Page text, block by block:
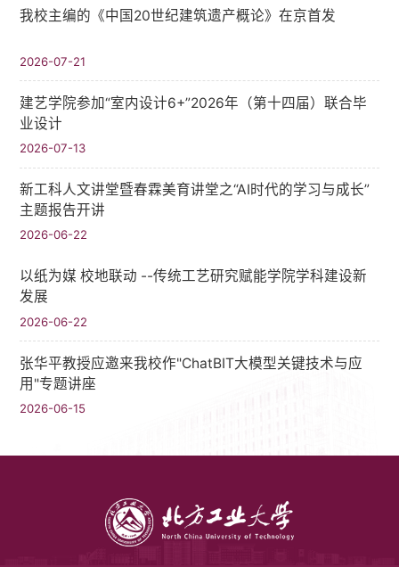
我校主编的《中国20世纪建筑遗产概论》在京首发
2026-07-21
建艺学院参加“室内设计6+”2026年（第十四届）联合毕
业设计
2026-07-13
新工科人文讲堂暨春霖美育讲堂之“AI时代的学习与成长”
主题报告开讲
2026-06-22
以纸为媒 校地联动 --传统工艺研究赋能学院学科建设新
发展
2026-06-22
张华平教授应邀来我校作"ChatBIT大模型关键技术与应
用"专题讲座
2026-06-15